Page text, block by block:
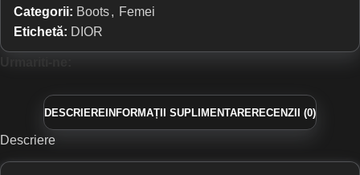
Categorii: Boots, Femei
Etichetă: DIOR
DESCRIEREINFORMAȚII SUPLIMENTARERECENZII (0)
Descriere